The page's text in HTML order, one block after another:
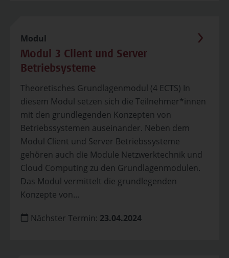
Modul
Modul 3 Client und Server
Betriebsysteme
Theoretisches Grundlagenmodul (4 ECTS) In
diesem Modul setzen sich die Teilnehmer*innen
mit den grundlegenden Konzepten von
Betriebssystemen auseinander. Neben dem
Modul Client und Server Betriebssysteme
gehören auch die Module Netzwerktechnik und
Cloud Computing zu den Grundlagenmodulen.
Das Modul vermittelt die grundlegenden
Konzepte von...
Nächster Termin: 23.04.2024